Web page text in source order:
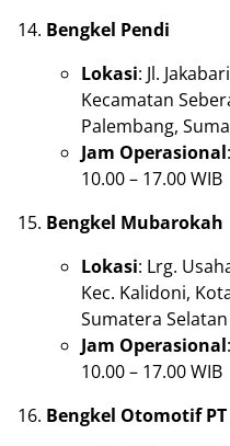
Bengkel Pendi
Lokasi: Jl.
Kecamatan
Palembang,
Jam Operasional
10.00 – 17.00 WIB
Bengkel Mubarokah
Lokasi: Lrg.
Kec. Kalidoni,
Sumatera Selatan
Jam Operasional
10.00 – 17.00 WIB
Bengkel Otomotif